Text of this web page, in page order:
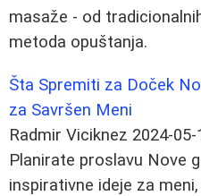
masaže - od
metoda opuštanja.
Šta Spremiti za Doček
za Savršen Meni
Radmir Viciknez 2024-05-
Planirate proslavu Nove
inspirativne ideje za